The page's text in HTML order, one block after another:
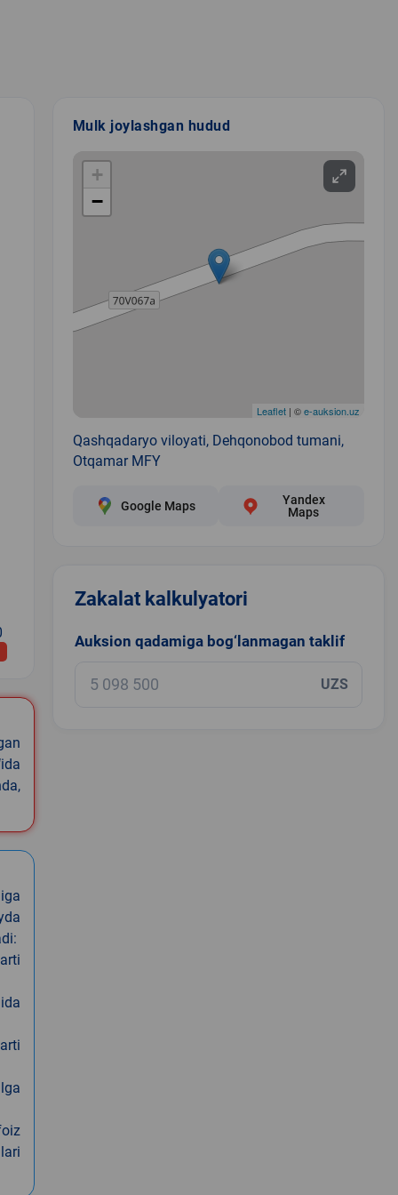
Mulk joylashgan hudud
+
−
Leaflet| ©e-auksion.uz
Qashqadaryo viloyati, Dehqonobod tumani,
Otqamar MFY
Google Maps
Yandex
Maps
Zakalat kalkulyatori
Auksion qadamiga bog‘lanmagan taklif
UZS